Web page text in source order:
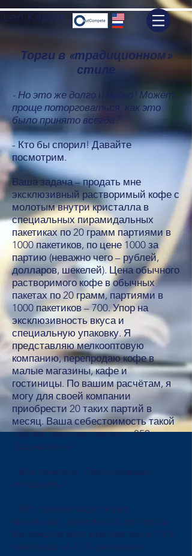
Len Kaplan
Торги в «традиционном»
стиле
- Но это же долго и нудно! Может,
проще поторговаться, как это
было принято всегда?
- Кто бы спорил! Давайте
посмотрим.
Ваша задача – продать мне
эксклюзивный растворимый кофе с
молотым внутри кристалла в
специальных пирамидальных
пакетиках по 20 грамм партиями в
1000 пакетиков, по цене 1000 за
партию (неважно чего – рублей,
долларов, шекелей). Цена обычного
растворимого кофе в обычных
пакетах по 20 грамм, партиями в
1000 пакетиков – 700. Упор на
эксклюзивность вкуса и
специальную упаковку. Я
представляю мелкооптовую
компанию, перепродаю кофе в
малые магазины, кафе и
гостиницы. По вашим расчётам, я
могу для своей компании
приобрести 20 таких партий в
месяц. Ваша себестоимость такой
партии, включая налоги – 850.
Задача ясна?
- Всё понятно. Презентацию
готовить?
- Нет, презентацию я уже
выслушал, дело дошло до торгов.
Вы предлагаете мне партию в 1000
пакетиков за 1000 денежных